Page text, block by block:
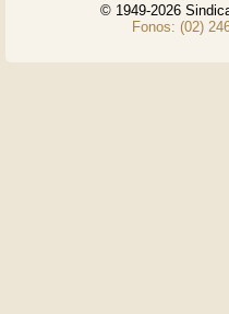
© 1949-2026
Fonos: (02)